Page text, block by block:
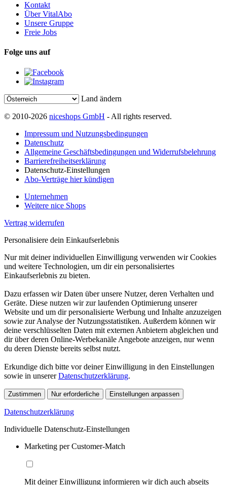
Kontakt
Über VitalAbo
Unsere Gruppe
Freie Jobs
Folge uns auf
Land ändern
© 2010-2026 niceshops GmbH - All rights reserved.
Impressum und Nutzungsbedingungen
Datenschutz
Allgemeine Geschäftsbedingungen und Widerrufsbelehrung
Barrierefreiheitserklärung
Datenschutz-Einstellungen
Abo-Verträge hier kündigen
Unternehmen
Weitere nice Shops
Vertrag widerrufen
Personalisiere dein Einkaufserlebnis
Nur mit deiner individuellen Einwilligung verwenden wir Cookies
und weitere Technologien, um dir ein personalisiertes
Einkaufserlebnis zu bieten.
Dazu erfassen wir Daten über unsere Nutzer, deren Verhalten und
Geräte. Diese nutzen wir zur laufenden Optimierung unserer
Website und um dir personalisierte Werbung und Inhalte anzuzeigen
sowie zur Analyse der Nutzungsstatistiken. Außerdem können wir
deine verschlüsselten Daten mit externen Anbietern abgleichen und
dir über deren Online-Werbekanäle Angebote anzeigen, nur wenn
du deren Dienste bereits selbst nutzt.
Erkundige dich bitte vor deiner Einwilligung in den Einstellungen
sowie in unsererDatenschutzerklärung.
Zustimmen Nur erforderliche Einstellungen anpassen
Datenschutzerklärung
Individuelle Datenschutz-Einstellungen
Marketing per Customer-Match
Mit deiner Einwilligung informieren wir dich auch abseits